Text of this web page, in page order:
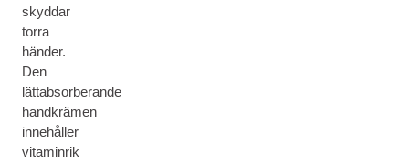
skyddar
torra
händer.
Den
lättabsorberande
handkrämen
innehåller
vitaminrik